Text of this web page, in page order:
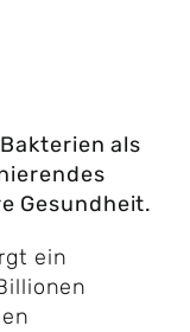
als
Gesundheit.
ein